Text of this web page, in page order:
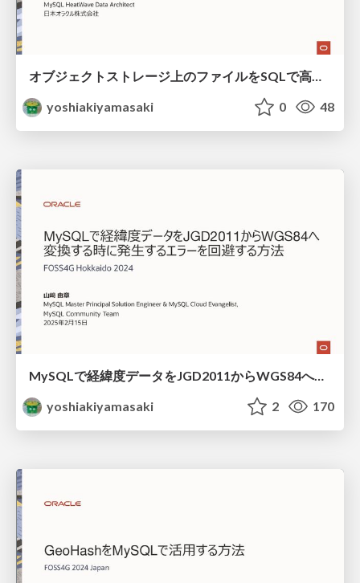
オブジェクトストレージ上のファイルをSQLで高速に分析、加工できるHeatWave Lakehouseのご紹介 / HeatWave Lakehouse OSC2025 Kyoto
yoshiakiyamasaki
0 48
MySQLで経緯度データをJGD2011からWGS84へ変換する時に発生するエラーを回避する方法 / How to avoid errors when converting JGD2011 data
yoshiakiyamasaki
2 170